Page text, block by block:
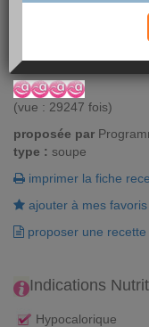
Régalez-vous avec le
Vous aimez ? Alors
(vue : 29247 fois)
proposée par
type : soupe
imprimer la fiche
ajouter à mes favoris
proposer une recette
Indications
Hypocalorique